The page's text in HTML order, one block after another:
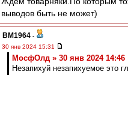
выводов быть не может)
BM1964 -
30 янв 2024 15:31
МосфОлд » 30 янв 2024 14:46
Незапихуй незапихуемое это